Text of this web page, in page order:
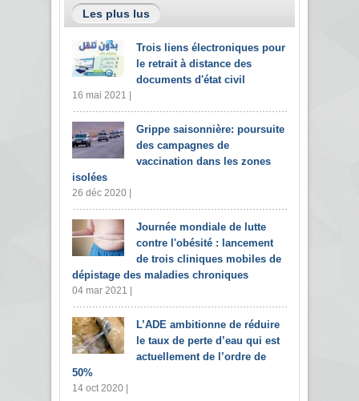
Les plus lus
Trois liens électroniques pour
le retrait à distance des
documents d'état civil
16 mai 2021 |
Grippe saisonnière: poursuite
des campagnes de
vaccination dans les zones
isolées
26 déc 2020 |
Journée mondiale de lutte
contre l'obésité : lancement
de trois cliniques mobiles de
dépistage des maladies chroniques
04 mar 2021 |
L’ADE ambitionne de réduire
le taux de perte d’eau qui est
actuellement de l’ordre de
50%
14 oct 2020 |